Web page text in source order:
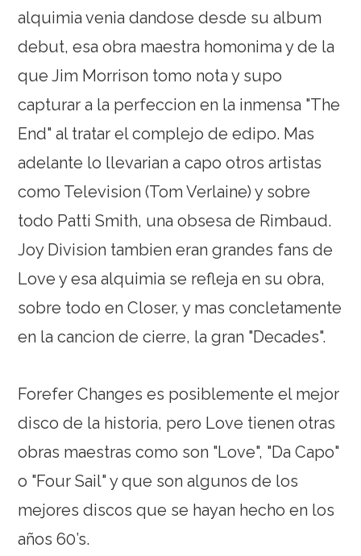
alquimia venia dandose desde su album
debut, esa obra maestra homonima y de la
que Jim Morrison tomo nota y supo
capturar a la perfeccion en la inmensa "The
End" al tratar el complejo de edipo. Mas
adelante lo llevarian a capo otros artistas
como Television (Tom Verlaine) y sobre
todo Patti Smith, una obsesa de Rimbaud.
Joy Division tambien eran grandes fans de
Love y esa alquimia se refleja en su obra,
sobre todo en Closer, y mas concletamente
en la cancion de cierre, la gran "Decades".
Forefer Changes es posiblemente el mejor
disco de la historia, pero Love tienen otras
obras maestras como son "Love", "Da Capo"
o "Four Sail" y que son algunos de los
mejores discos que se hayan hecho en los
años 60’s.